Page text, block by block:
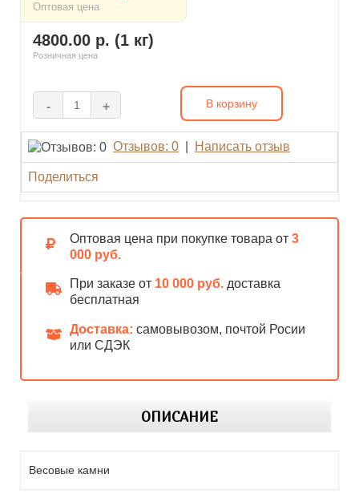
Оптовая цена
4800.00 р. (1 кг)
Розничная цена
- + В корзину
Отзывов: 0 Написать отзыв
Поделиться
Оптовая цена при покупке товара от 3
000 руб.
При заказе от 10 000 руб. доставка
бесплатная
Доставка: самовывозом, почтой Росии
или СДЭК
ОПИСАНИЕ
Весовые камни